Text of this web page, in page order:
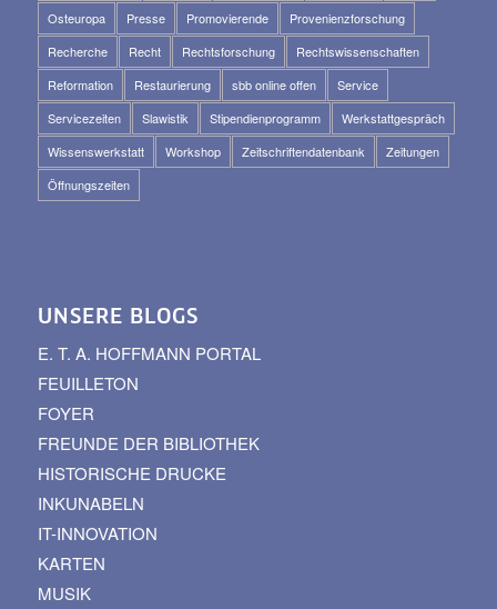
Osteuropa
Presse Promovierende
Provenienzforschung
Recherche
Recht Rechtsforschung
Rechtswissenschaften
Reformation
Restaurierung sbb online offen
Service
Servicezeiten
Slawistik Stipendienprogramm
Werkstattgespräch
Wissenswerkstatt
Workshop Zeitschriftendatenbank
Zeitungen
Öffnungszeiten
UNSERE BLOGS
E. T. A. HOFFMANN PORTAL
FEUILLETON
FOYER
FREUNDE DER BIBLIOTHEK
HISTORISCHE DRUCKE
INKUNABELN
IT-INNOVATION
KARTEN
MUSIK